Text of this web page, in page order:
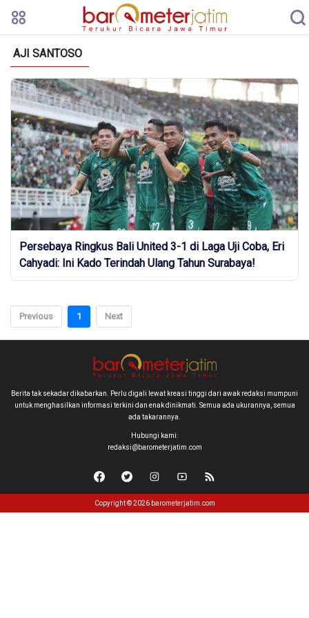
AJI SANTOSO
Persebaya Ringkus Bali United 3-1 di Laga Uji Coba, Eri
Cahyadi: Ini Kado Terindah Ulang Tahun Surabaya!
Previous 1 Next
Berita tak sekadar dikabarkan. Perlu digali lewat kreasi tinggi dari awak redaksi mumpuni
untuk menghasilkan informasi terkini dan enak dinikmati. Semua ada ukurannya, semua
ada takarannya.
Hubungi kami:
redaksi@barometerjatim.com
Copyright © 2026 barometerjatim.com